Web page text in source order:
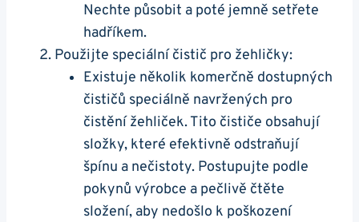
Nechte působit a poté jemně ⁢setřete
hadříkem.
Použijte speciální čistič pro​ žehličky:
Existuje několik komerčně dostupných
čističů⁤ speciálně navržených pro
čistění žehliček. Tito čističe obsahují
složky, které ⁤efektivně odstraňují
špínu ​a​ nečistoty. Postupujte podle
pokynů výrobce a​ pečlivě čtěte
složení,‌ aby nedošlo k ⁣poškození